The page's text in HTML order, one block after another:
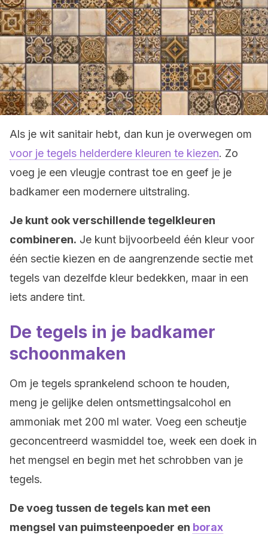
Als je wit sanitair hebt, dan kun je overwegen om
voor je tegels helderdere kleuren te kiezen. Zo
voeg je een vleugje contrast toe en geef je je
badkamer een modernere uitstraling.
Je kunt ook verschillende tegelkleuren
combineren. Je kunt bijvoorbeeld één kleur voor
één sectie kiezen en de aangrenzende sectie met
tegels van dezelfde kleur bedekken, maar in een
iets andere tint.
De tegels in je badkamer
schoonmaken
Om je tegels sprankelend schoon te houden,
meng je gelijke delen ontsmettingsalcohol en
ammoniak met 200 ml water. Voeg een scheutje
geconcentreerd wasmiddel toe, week een doek in
het mengsel en begin met het schrobben van je
tegels.
De voeg tussen de tegels kan met een
mengsel van puimsteenpoeder en borax